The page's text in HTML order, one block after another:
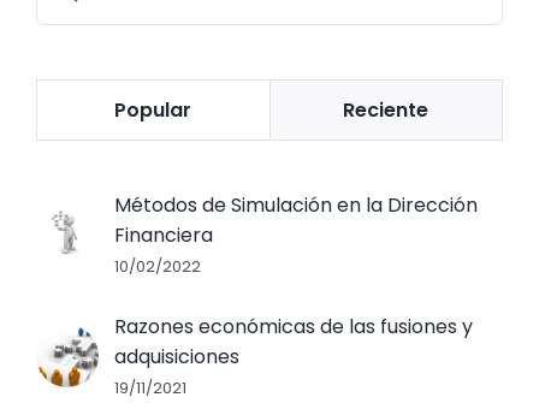
Popular Reciente
Métodos de Simulación en la Dirección
Financiera
10/02/2022
Razones económicas de las fusiones y
adquisiciones
19/11/2021